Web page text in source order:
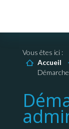
Vous êtes ici :
Accueil